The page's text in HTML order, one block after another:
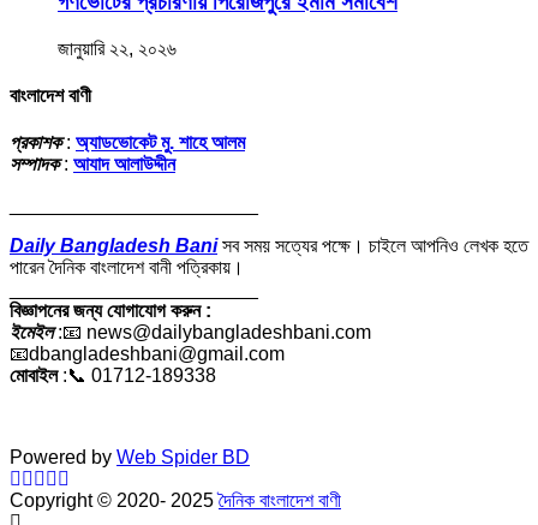
জানুয়ারি ২২, ২০২৬
বাংলাদেশ বাণী
প্রকাশক: অ্যাডভোকেট মু. শাহে আলম
সম্পাদক: আযাদ আলাউদ্দীন
Daily Bangladesh Baniসব সময় সত্যের পক্ষে। চাইলে আপনিও লেখক হতে
পারেন দৈনিক বাংলাদেশ বানী পত্রিকায়।
বিজ্ঞাপনের জন্য যোগাযোগ করুন :
ইমেইল:📧 news@dailybangladeshbani.com
📧dbangladeshbani@gmail.com
মোবাইল :📞 01712-189338
Powered by Web Spider BD
Copyright © 2020- 2025দৈনিক বাংলাদেশ বাণী